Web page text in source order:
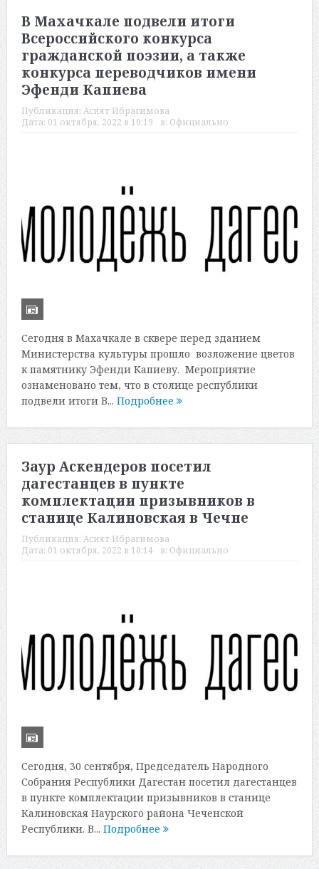
В Махачкале подвели итоги
Всероссийского конкурса
гражданской поэзии, а также
конкурса переводчиков имени
Эфенди Капиева
Публикация: Асият Ибрагимова
Дата: 01 октября, 2022 в 10:19 в: Официально
Сегодня в Махачкале в сквере перед зданием
Министерства культуры прошло возложение цветов
к памятнику Эфенди Капиеву. Мероприятие
ознаменовано тем, что в столице республики
подвели итоги В... Подробнее
Заур Аскендеров посетил
дагестанцев в пункте
комплектации призывников в
станице Калиновская в Чечне
Публикация: Асият Ибрагимова
Дата: 01 октября, 2022 в 10:14 в: Официально
Сегодня, 30 сентября, Председатель Народного
Собрания Республики Дагестан посетил дагестанцев
в пункте комплектации призывников в станице
Калиновская Наурского района Чеченской
Республики. В... Подробнее